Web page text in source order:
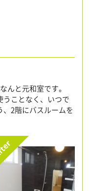
んと元和室です。
ことなく、いつで
2階にバスルームを